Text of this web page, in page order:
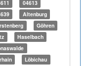
04613
Altenburg
Göhren
Haselbach
Löbichau